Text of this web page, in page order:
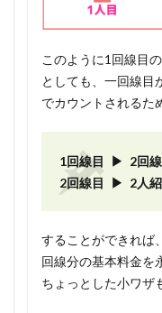
このように1回線目
としても、一回線目
でカウントされるた
1回線目 ▶ 2回線
2回線目 ▶ 2人
することができれば
回線分の基本料金を
ちょっとした小ワザ